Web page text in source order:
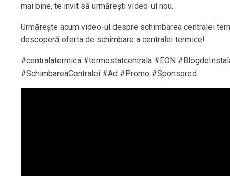
mai bine, te invit să urmărești video-ul nou.
Urmărește acum video-ul despre schimbarea centralei
descoperă oferta de schimbare a centralei termice!
#centralatermica #termostatcentrala #EON
#SchimbareaCentralei #Ad #Promo #Sponsored